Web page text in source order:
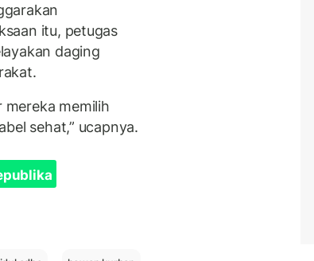
itu, petugas
daging
mereka memilih
sehat,” ucapnya.